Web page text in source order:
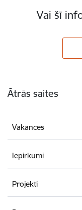
Vai šī
Ātrās saites
Vakances
Iepirkumi
Projekti